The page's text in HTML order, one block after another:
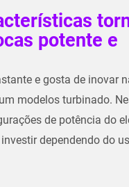
potente e
e gosta de inovar
modelos turbinado.
de potência do
dependendo do